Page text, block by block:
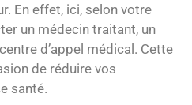
En effet, ici, selon votre
un médecin traitant, un
d’appel médical. Cette
de réduire vos
santé.